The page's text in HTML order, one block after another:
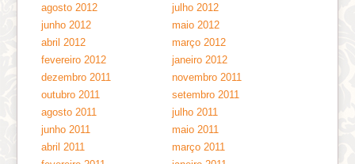
agosto 2012
julho 2012
junho 2012
maio 2012
abril 2012
março 2012
fevereiro 2012
janeiro 2012
dezembro 2011
novembro 2011
outubro 2011
setembro 2011
agosto 2011
julho 2011
junho 2011
maio 2011
abril 2011
março 2011